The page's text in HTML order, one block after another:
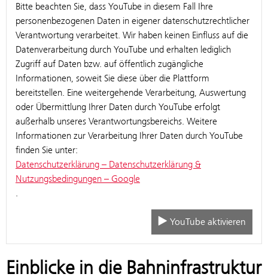
Bitte beachten Sie, dass YouTube in diesem Fall Ihre
personenbezogenen Daten in eigener datenschutzrechtlicher
Verantwortung verarbeitet. Wir haben keinen Einfluss auf die
Datenverarbeitung durch YouTube und erhalten lediglich
Zugriff auf Daten bzw. auf öffentlich zugängliche
Informationen, soweit Sie diese über die Plattform
bereitstellen. Eine weitergehende Verarbeitung, Auswertung
oder Übermittlung Ihrer Daten durch YouTube erfolgt
außerhalb unseres Verantwortungsbereichs. Weitere
Informationen zur Verarbeitung Ihrer Daten durch YouTube
finden Sie unter:
Datenschutzerklärung – Datenschutzerklärung &
Nutzungsbedingungen – Google
.
YouTube aktivieren
Einblicke in die Bahninfrastruktur